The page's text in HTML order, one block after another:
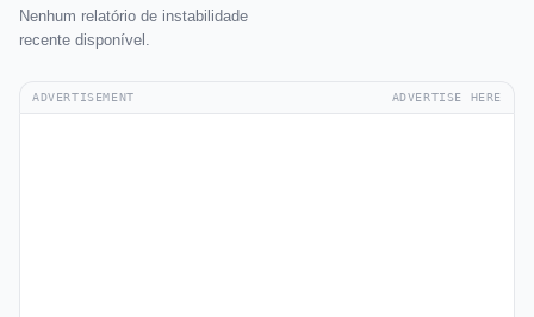
Nenhum relatório de instabilidade
recente disponível.
ADVERTISEMENT ADVERTISE HERE